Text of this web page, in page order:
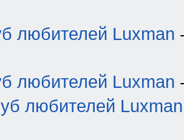
любителей Luxman
любителей Luxman
любителей Luxman